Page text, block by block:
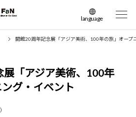
language
日本語
繁体中文
開館20周年記念展「アジア美術、100年の旅」オープ
展「アジア美術、100年
グ・イベント